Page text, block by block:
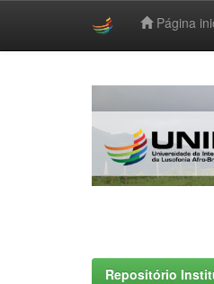
Página
Repositório